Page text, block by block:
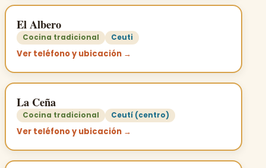
El Albero
Cocina tradicional Ceuti
Ver teléfono y ubicación →
La Ceña
Cocina tradicional Ceutí (centro)
Ver teléfono y ubicación →